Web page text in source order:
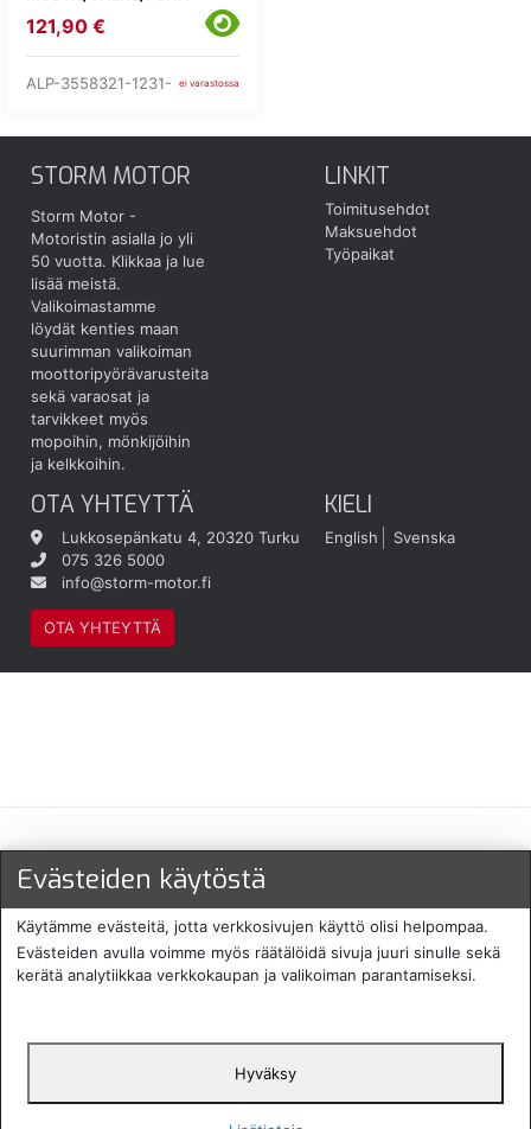
121,90 €
ALP-3558321-1231- ei varastossa
STORM MOTOR
Storm Motor -
Motoristin asialla jo yli
50 vuotta. Klikkaa ja lue
lisää meistä.
Valikoimastamme
löydät kenties maan
suurimman valikoiman
moottoripyörävarusteita
sekä varaosat ja
tarvikkeet myös
mopoihin, mönkijöihin
ja kelkkoihin.
LINKIT
Toimitusehdot
Maksuehdot
Työpaikat
OTA YHTEYTTÄ
Lukkosepänkatu 4, 20320 Turku
075 326 5000
info@storm-motor.fi
OTA YHTEYTTÄ
KIELI
English Svenska
Maksu- ja toimitustavat
Protecomp
Copyright 2024. All rights
English
Evästeiden käytöstä
Käytämme evästeitä, jotta verkkosivujen käyttö olisi helpompaa.
Evästeiden avulla voimme myös räätälöidä sivuja juuri sinulle sekä
kerätä analytiikkaa verkkokaupan ja valikoiman parantamiseksi.
Hyväksy